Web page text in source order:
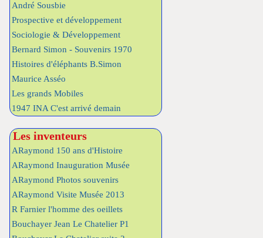
André Sousbie
Prospective et développement
Sociologie & Développement
Bernard Simon - Souvenirs 1970
Histoires d'éléphants B.Simon
Maurice Asséo
Les grands Mobiles
1947 INA C'est arrivé demain
Les inventeurs
ARaymond 150 ans d'Histoire
ARaymond Inauguration Musée
ARaymond Photos souvenirs
ARaymond Visite Musée 2013
R Farnier l'homme des oeillets
Bouchayer Jean Le Chatelier P1